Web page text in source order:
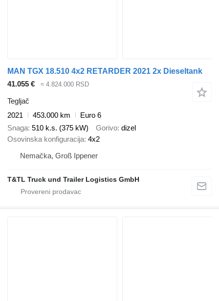
MAN TGX 18.510 4x2 RETARDER 2021 2x Dieseltank
41.055 €
≈ 4.824.000 RSD
Tegljač
2021
453.000 km
Euro 6
Snaga 510 k.s. (375 kW) Gorivo dizel
Osovinska konfiguracija 4x2
Nemačka, Groß Ippener
T&TL Truck und Trailer Logistics GmbH